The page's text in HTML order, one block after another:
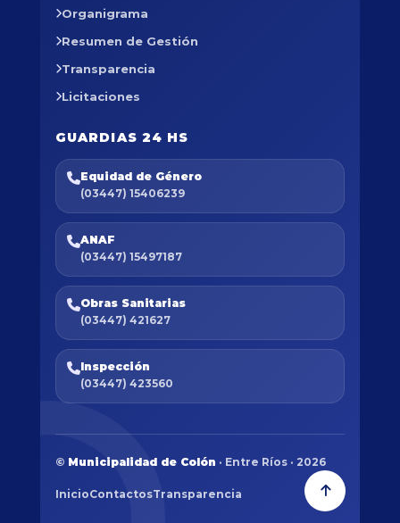
Organigrama
Resumen de Gestión
Transparencia
Licitaciones
GUARDIAS 24 HS
Equidad de Género
(03447) 15406239
ANAF
(03447) 15497187
Obras Sanitarias
(03447) 421627
Inspección
(03447) 423560
© Municipalidad de Colón · Entre Ríos · 2026
InicioContactosTransparencia